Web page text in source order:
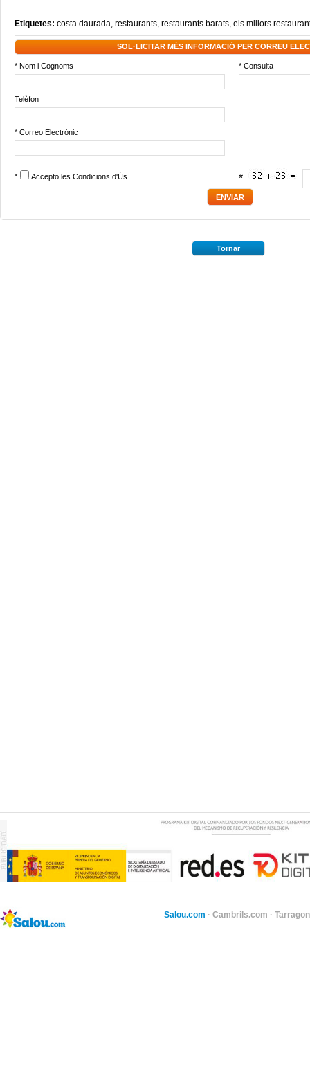
Etiquetes: costa daurada, restaurants, restaurants barats, els millors
SOL·LICITAR MÉS INFORMACIÓ PER CORREU
* Nom i Cognoms * Consulta
Telèfon
* Correo Electrònic
* Accepto les Condicions d'Ús *
Tornar
Salou.com · Cambrils.com ·